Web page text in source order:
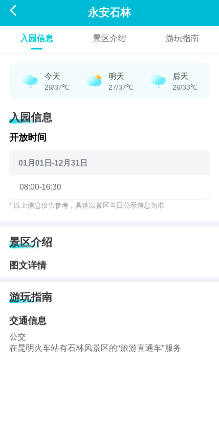
 永安石林
入园信息 景区介绍 游玩指南
今天
26/37℃
明天
27/37℃
后天
26/33℃
入园信息
开放时间
01月01日-12月31日
08:00-16:30
* 以上信息仅供参考，具体以景区当日公示信息为准
景区介绍
图文详情
游玩指南
交通信息
公交
在昆明火车站有石林风景区的“旅游直通车”服务